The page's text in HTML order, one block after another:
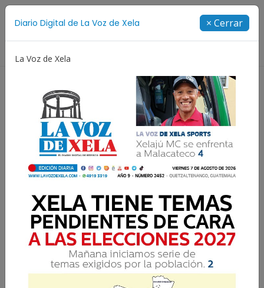
Diario Digital de La Voz de Xela × Cerrar
La Voz de Xela
¿Por qué correr el domingo
Xela21k?
César Pérez Méndez 2 Noviembre 2017 20:54